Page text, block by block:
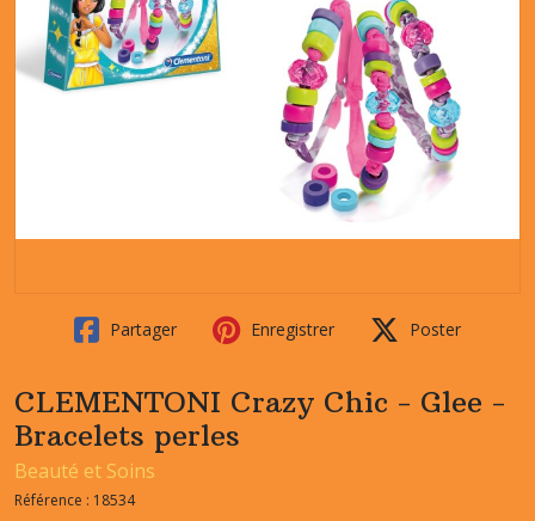
Partager Enregistrer Poster
CLEMENTONI Crazy Chic - Glee -
Bracelets perles
Beauté et Soins
Référence : 18534